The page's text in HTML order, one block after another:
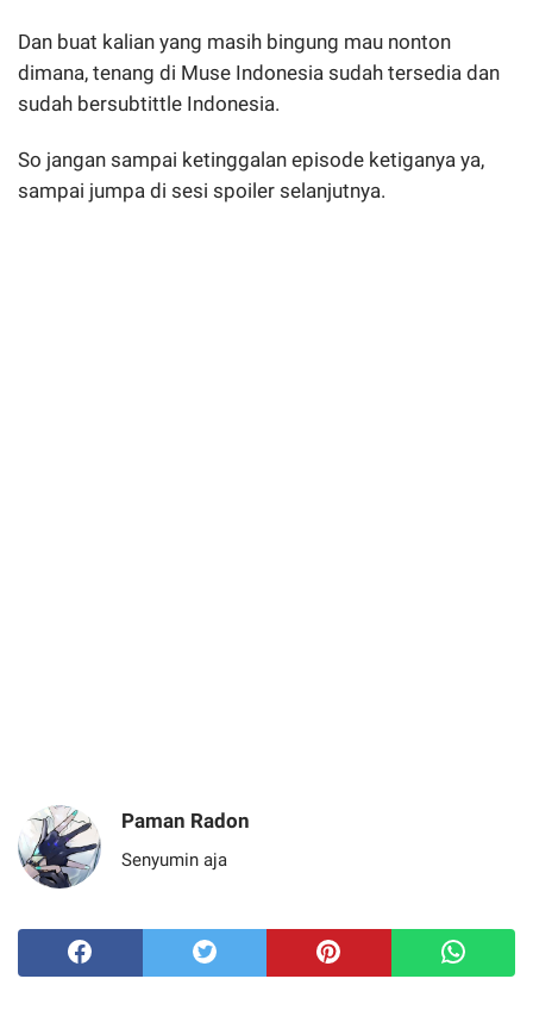
Dan buat kalian yang masih bingung mau nonton
dimana, tenang di Muse Indonesia sudah tersedia dan
sudah bersubtittle Indonesia.
So jangan sampai ketinggalan episode ketiganya ya,
sampai jumpa di sesi spoiler selanjutnya.
Paman Radon
Senyumin aja